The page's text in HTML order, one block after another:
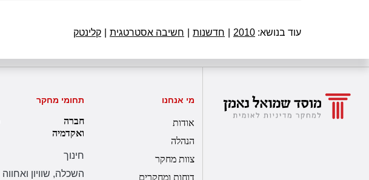
עוד בנושא: 2010 חדשנות חשיבה אסטרטגית קלינטק
מי אנחנו
אודות
הנהלה
צוות מחקר
דוחות ומחקרים
תחומי מחקר
חברה
ואקדמיה
חינוך
השכלה, שוויון ואחווה